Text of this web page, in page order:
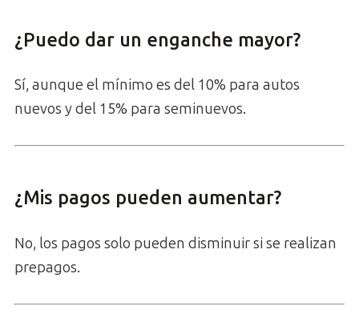
¿Puedo dar un enganche mayor?
Sí, aunque el mínimo es del 10% para autos
nuevos y del 15% para seminuevos.
¿Mis pagos pueden aumentar?
No, los pagos solo pueden disminuir si se realizan
prepagos.